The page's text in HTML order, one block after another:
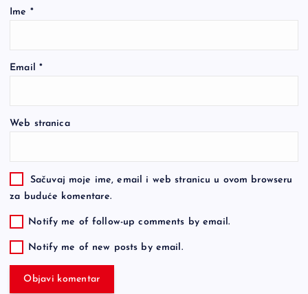
Ime *
Email *
Web stranica
Sačuvaj moje ime, email i web stranicu u ovom browseru
za buduće komentare.
Notify me of follow-up comments by email.
Notify me of new posts by email.